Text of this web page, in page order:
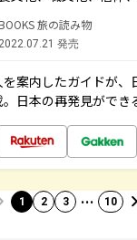
旅の読み物
2022.07.21 発売
案内したガイドが、
日本の再発見ができ
1 2 3 … 10